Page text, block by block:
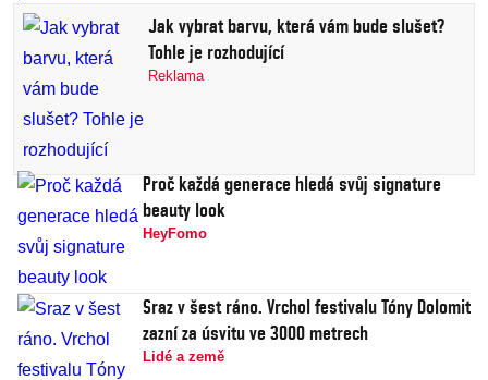
Jak vybrat barvu, která vám bude slušet?
Tohle je rozhodující
Reklama
Proč každá generace hledá svůj signature
beauty look
HeyFomo
Sraz v šest ráno. Vrchol festivalu Tóny Dolomit
zazní za úsvitu ve 3000 metrech
Lidé a země